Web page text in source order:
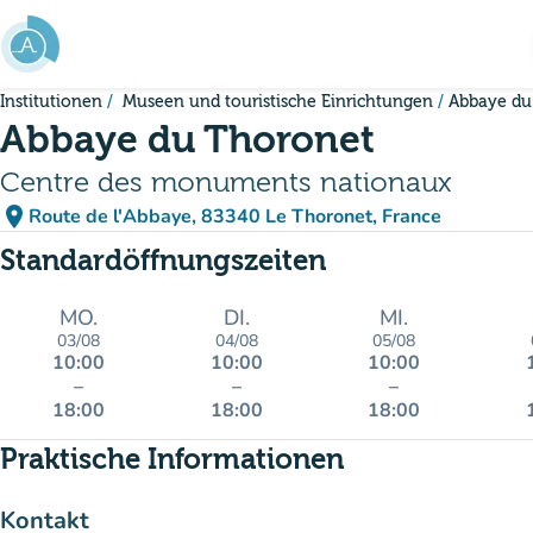
Gehe zum Hauptinhalt
Institutionen Museen und touristische Einrichtungen Abbaye
Abbaye du Thoronet
Centre des monuments nationaux
place Route de l'Abbaye, 83340 Le Thoronet, France
(in Google Maps öffnen)
(new tab)
Standardöffnungszeiten
MO.
03/08
10:00
–
18:00
DI.
04/08
10:00
–
18:00
MI.
05/08
10:00
–
18:00
Praktische Informationen
Kontakt